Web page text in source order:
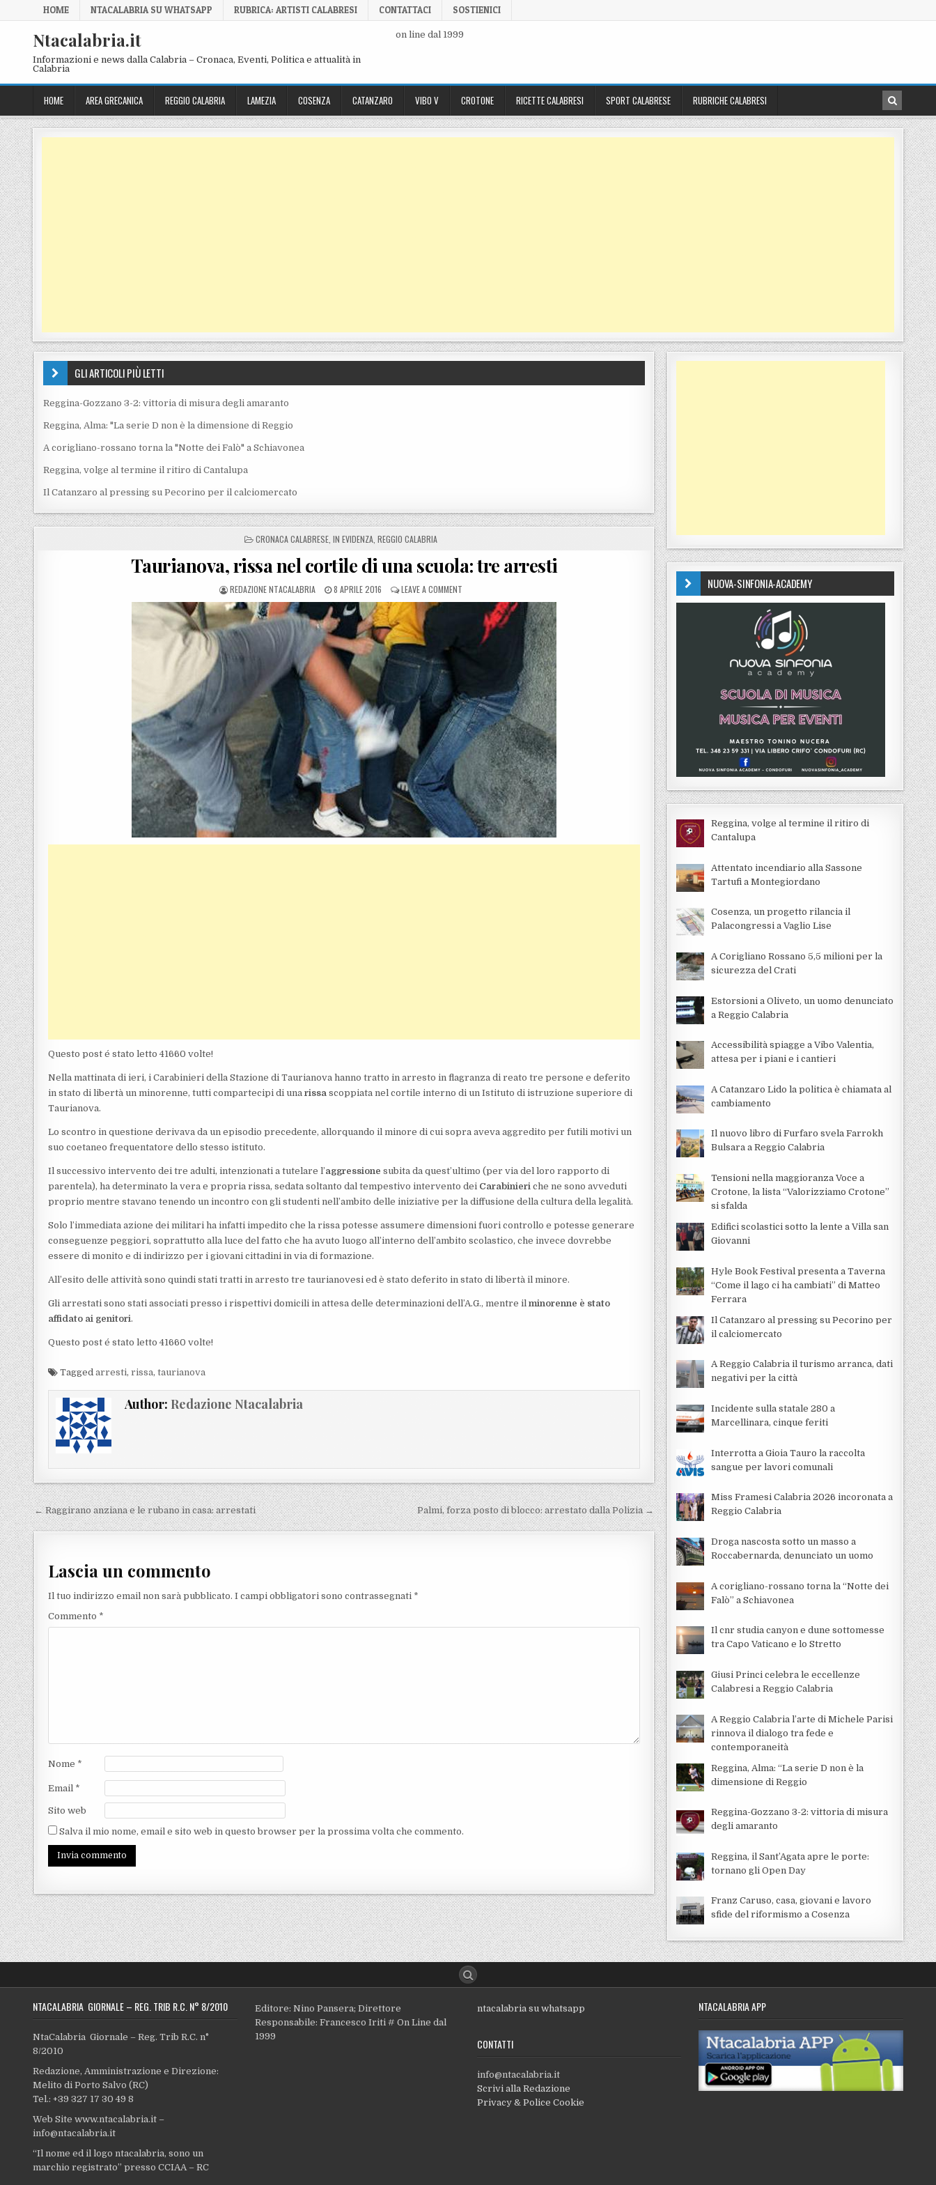
Skip to content
HOME NTACALABRIA SU WHATSAPP RUBRICA: ARTISTI CALABRESI CONTATTACI SOSTIENICI
Ntacalabria.it
Informazioni e news dalla Calabria – Cronaca, Eventi, Politica e attualità in
Calabria
on line dal 1999
HOME AREA GRECANICA REGGIO CALABRIA LAMEZIA COSENZA CATANZARO VIBO V CROTONE RICETTE CALABRESI SPORT CALABRESE RUBRICHE CALABRESI
GLI ARTICOLI PIÙ LETTI
Reggina-Gozzano 3-2: vittoria di misura degli amaranto
Reggina, Alma: "La serie D non è la dimensione di Reggio
A corigliano-rossano torna la "Notte dei Falò" a Schiavonea
Reggina, volge al termine il ritiro di Cantalupa
Il Catanzaro al pressing su Pecorino per il calciomercato
POSTED IN
CRONACA CALABRESE, IN EVIDENZA, REGGIO CALABRIA
Taurianova, rissa nel cortile di una scuola: tre arresti
POSTED BY
REDAZIONE NTACALABRIA POSTED ON
8 APRILE 2016 LEAVE A COMMENTON TAURIANOVA, RISSA NEL CORTILE DI UNA SCUOLA: TRE ARRESTI
Questo post é stato letto 41660 volte!
Nella mattinata di ieri, i Carabinieri della Stazione di Taurianova hanno tratto in arresto in flagranza di reato tre persone e deferito
in stato di libertà un minorenne, tutti compartecipi di una rissa scoppiata nel cortile interno di un Istituto di istruzione superiore di
Taurianova.
Lo scontro in questione derivava da un episodio precedente, allorquando il minore di cui sopra aveva aggredito per futili motivi un
suo coetaneo frequentatore dello stesso istituto.
Il successivo intervento dei tre adulti, intenzionati a tutelare l’aggressione subita da quest’ultimo (per via del loro rapporto di
parentela), ha determinato la vera e propria rissa, sedata soltanto dal tempestivo intervento dei Carabinieri che ne sono avveduti
proprio mentre stavano tenendo un incontro con gli studenti nell’ambito delle iniziative per la diffusione della cultura della legalità.
Solo l’immediata azione dei militari ha infatti impedito che la rissa potesse assumere dimensioni fuori controllo e potesse generare
conseguenze peggiori, soprattutto alla luce del fatto che ha avuto luogo all’interno dell’ambito scolastico, che invece dovrebbe
essere di monito e di indirizzo per i giovani cittadini in via di formazione.
All’esito delle attività sono quindi stati tratti in arresto tre taurianovesi ed è stato deferito in stato di libertà il minore.
Gli arrestati sono stati associati presso i rispettivi domicili in attesa delle determinazioni dell’A.G., mentre ilminorenne è stato
affidato ai genitori.
Questo post é stato letto 41660 volte!
Taggedarresti,rissa,taurianova
Author: Redazione Ntacalabria
Navigazione articoli
← Raggirano anziana e le rubano in casa: arrestati Palmi, forza posto di blocco: arrestato dalla Polizia →
Lascia un commento
Il tuo indirizzo email non sarà pubblicato. I campi obbligatori sono contrassegnati *
Commento *
Nome *
Email *
Sito web
Salva il mio nome, email e sito web in questo browser per la prossima volta che commento.
NUOVA-SINFONIA-ACADEMY
Reggina, volge al termine il ritiro di
Cantalupa
Attentato incendiario alla Sassone
Tartufi a Montegiordano
Cosenza, un progetto rilancia il
Palacongressi a Vaglio Lise
A Corigliano Rossano 5,5 milioni per la
sicurezza del Crati
Estorsioni a Oliveto, un uomo denunciato
a Reggio Calabria
Accessibilità spiagge a Vibo Valentia,
attesa per i piani e i cantieri
A Catanzaro Lido la politica è chiamata al
cambiamento
Il nuovo libro di Furfaro svela Farrokh
Bulsara a Reggio Calabria
Tensioni nella maggioranza Voce a
Crotone, la lista “Valorizziamo Crotone”
si sfalda
Edifici scolastici sotto la lente a Villa san
Giovanni
Hyle Book Festival presenta a Taverna
“Come il lago ci ha cambiati” di Matteo
Ferrara
Il Catanzaro al pressing su Pecorino per
il calciomercato
A Reggio Calabria il turismo arranca, dati
negativi per la città
Incidente sulla statale 280 a
Marcellinara, cinque feriti
Interrotta a Gioia Tauro la raccolta
sangue per lavori comunali
Miss Framesi Calabria 2026 incoronata a
Reggio Calabria
Droga nascosta sotto un masso a
Roccabernarda, denunciato un uomo
A corigliano-rossano torna la “Notte dei
Falò” a Schiavonea
Il cnr studia canyon e dune sottomesse
tra Capo Vaticano e lo Stretto
Giusi Princi celebra le eccellenze
Calabresi a Reggio Calabria
A Reggio Calabria l’arte di Michele Parisi
rinnova il dialogo tra fede e
contemporaneità
Reggina, Alma: “La serie D non è la
dimensione di Reggio
Reggina-Gozzano 3-2: vittoria di misura
degli amaranto
Reggina, il Sant’Agata apre le porte:
tornano gli Open Day
Franz Caruso, casa, giovani e lavoro
sfide del riformismo a Cosenza
NTACALABRIA GIORNALE – REG. TRIB R.C. N° 8/2010
NtaCalabria Giornale – Reg. Trib R.C. n°
8/2010
Redazione, Amministrazione e Direzione:
Melito di Porto Salvo (RC)
Tel.: +39 327 17 30 49 8
Web Site www.ntacalabria.it –
info@ntacalabria.it
“Il nome ed il logo ntacalabria, sono un
marchio registrato” presso CCIAA – RC
Editore: Nino Pansera; Direttore
Responsabile: Francesco Iriti # On Line dal
1999
ntacalabria su whatsapp
CONTATTI
info@ntacalabria.it
Scrivi alla Redazione
Privacy & Police Cookie
NTACALABRIA APP